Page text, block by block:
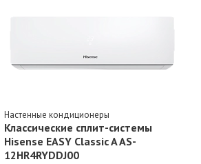
Настенные кондиционеры
Классические сплит-системы
Hisense EASY Classic A AS-
12HR4RYDDJ00